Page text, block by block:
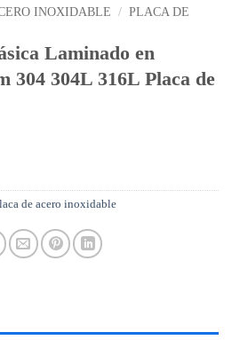
INOXIDABLE / PLACA DE
Laminado en
304 304L 316L Placa de
de acero inoxidable